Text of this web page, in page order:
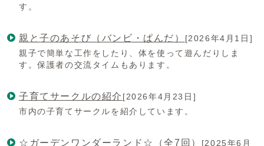
す。
親と子のあそび（バンビ・ぱんだ） [2026年4月1日]
親子で簡単な工作をしたり、体を使って遊んだりしま
す。保護者の交流タイムもあります。
子育てサークルの紹介 [2026年4月23日]
市内の子育てサークルを紹介しています。
☆ガーデンワンダーランド☆（全7回）
[2025年6月